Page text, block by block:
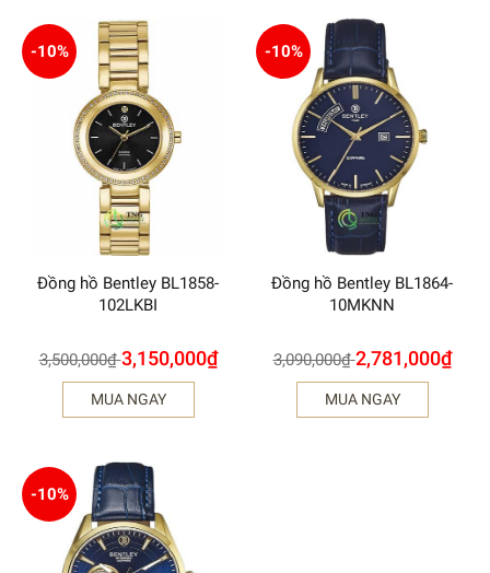
-10%
Đồng hồ Bentley BL1858-
102LKBI
3,500,000₫ 3,150,000₫
MUA NGAY
-10%
Đồng hồ Bentley BL1864-
10MKNN
3,090,000₫ 2,781,000₫
MUA NGAY
-10%